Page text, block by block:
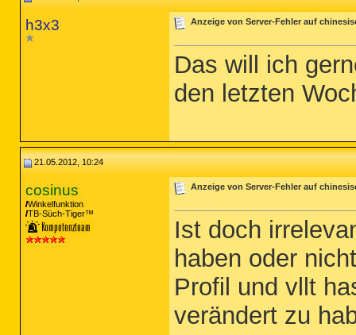
h3x3 Anzeige von Server-Fehler auf
Das will ich
den letzten
21.05.2012, 10:24
cosinus
Winkelfunktion
TB-Süch-Tiger™
Anzeige von Server-Fehler auf
Ist doch
haben oder
Profil und vllt
verändert zu